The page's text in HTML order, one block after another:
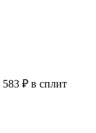
583 ₽ в сплит